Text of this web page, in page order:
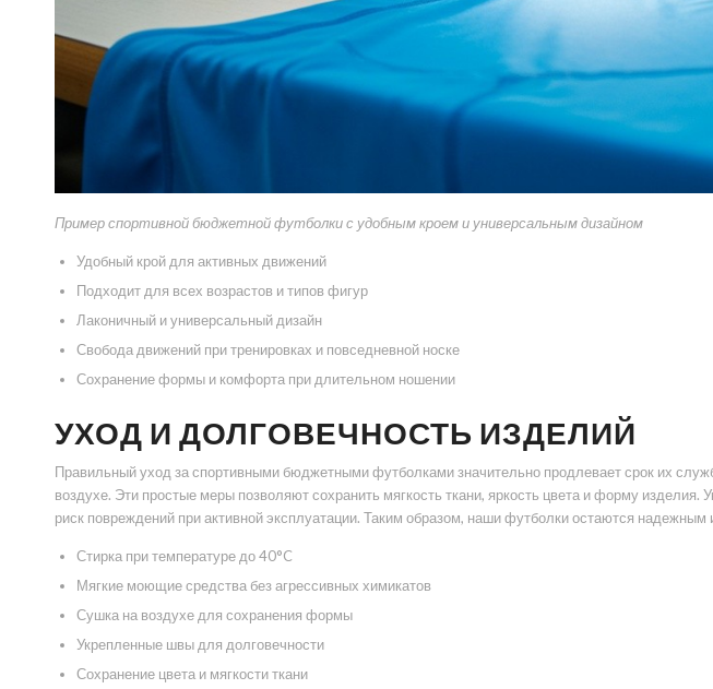
Пример спортивной бюджетной футболки с удобным кроем и универсальным дизайном
Удобный крой для активных движений
Подходит для всех возрастов и типов фигур
Лаконичный и универсальный дизайн
Свобода движений при тренировках и повседневной носке
Сохранение формы и комфорта при длительном ношении
УХОД И ДОЛГОВЕЧНОСТЬ ИЗДЕЛИЙ
Правильный уход за спортивными бюджетными футболками значительно продлевает срок их
воздухе. Эти простые меры позволяют сохранить мягкость ткани, яркость цвета и форму
риск повреждений при активной эксплуатации. Таким образом, наши футболки остаются
Стирка при температуре до 40°C
Мягкие моющие средства без агрессивных химикатов
Сушка на воздухе для сохранения формы
Укрепленные швы для долговечности
Сохранение цвета и мягкости ткани